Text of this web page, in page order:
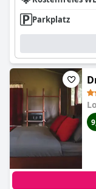
Parkplatz